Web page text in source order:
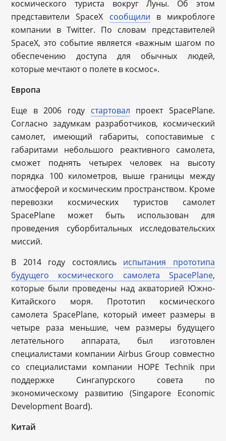
космического туриста вокруг Луны. Об этом
представители SpaceX сообщили в микроблоге
компании в Twitter. По словам представителей
SpaceX, это событие является «важным шагом по
обеспечению доступа для обычных людей,
которые мечтают о полете в космос».
Европа
Еще в 2006 году стартовал проект SpacePlane.
Согласно задумкам разработчиков, космический
самолет, имеющий габариты, сопоставимые с
габаритами небольшого реактивного самолета,
сможет поднять четырех человек на высоту
порядка 100 километров, выше границы между
атмосферой и космическим пространством. Кроме
перевозки космических туристов самолет
SpacePlane может быть использован для
проведения суборбитальных исследовательских
миссий.
В 2014 году состоялись испытания прототипа
будущего космического самолета SpacePlane,
которые были проведены над акваторией Южно-
Китайского моря. Прототип космического
самолета SpacePlane, который имеет размеры в
четыре раза меньшие, чем размеры будущего
летательного аппарата, был изготовлен
специалистами компании Airbus Group совместно
со специалистами компании HOPE Technik при
поддержке Сингапурского совета по
экономическому развитию (Singapore Economic
Development Board).
Китай